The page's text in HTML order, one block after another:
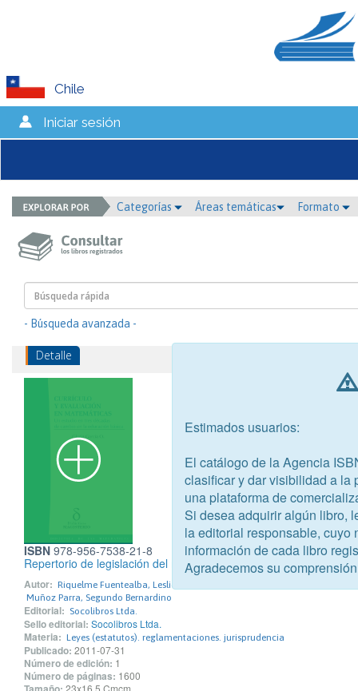
Chile
Iniciar sesión
Categorías Áreas temáticas Formato
- Búsqueda avanzada -
Detalle
ISBN 978-956-7538-21-8
Repertorio de legislación del medio ambiente
Autor: Riquelme Fuentealba, Lesliet karina
Muñoz Parra, Segundo Bernardino
Editorial: Socolibros Ltda.
Sello editorial: Socolibros Ltda.
Materia: Leyes (estatutos). reglamentaciones. jurisprudencia
Publicado: 2011-07-31
Número de edición: 1
Número de páginas: 1600
23x16.5 Cmcm.
Estimados usuarios:
El catálogo de la Agencia
clasificar y dar visibilidad a la
una plataforma de
Si desea adquirir algún libro,
la editorial responsable, cuyo
información de cada libro
Agradecemos su